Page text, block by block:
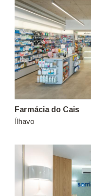
Farmácia do Cais
Ílhavo